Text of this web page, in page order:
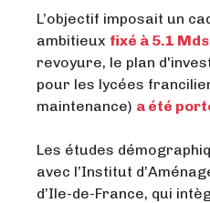
L’objectif imposait un
ambitieux fixé à 5.1
revoyure, le plan
pour les lycées
maintenance) a été
Les études
avec l’Institut
d’Ile-de-France, qui